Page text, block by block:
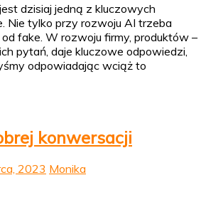
dzisiaj jedną z kluczowych
Nie tylko przy rozwoju AI trzeba
fake. W rozwoju firmy, produktów –
pytań, daje kluczowe odpowiedzi,
odpowiadając wciąż to
konwersacji
2023 Monika